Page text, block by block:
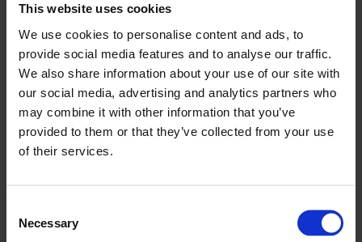
This website uses cookies
We use cookies to personalise content and ads, to
provide social media features and to analyse our traffic.
We also share information about your use of our site with
our social media, advertising and analytics partners who
may combine it with other information that you’ve
provided to them or that they’ve collected from your use
of their services.
Selection
Necessary
Komandanızın hər həftə, ay və il nə qədər vaxta qənaət
edə biləcəyini görün
Hesablayın
93%